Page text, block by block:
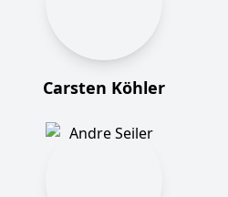
Carsten Köhler